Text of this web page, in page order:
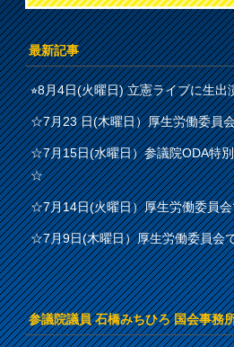
最新記事
⭐︎8月4日(火曜日) 立憲ライブに生出
☆7月23 日(木曜日）厚生労働委員
☆7月15日(水曜日）参議院ODA特
☆
☆7月14日(火曜日）厚生労働委員
☆7月9日(木曜日）厚生労働委員会
参議院議員 石橋みちひろ 国会事務